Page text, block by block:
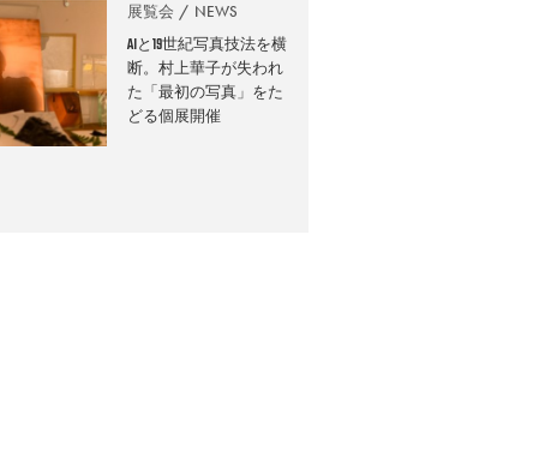
展覧会 NEWS
AIと19世紀写真技法を横
断。村上華子が失われ
た「最初の写真」をた
どる個展開催